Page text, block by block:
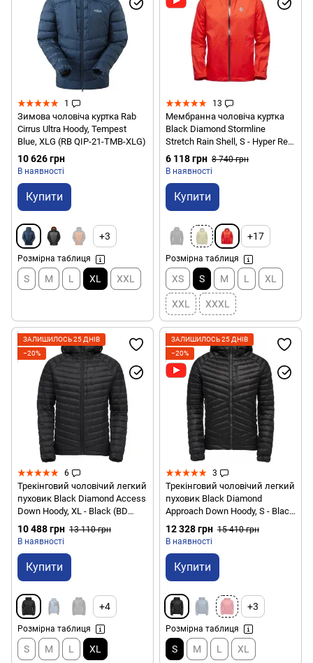
1
Зимова чоловіча куртка Rab
Cirrus Ultra Hoody, Tempest
Blue, XLG (RB QIP-21-TMB-XLG)
10 626 грн
В наявності
Купити
+3
Розмірна таблиця
S M L XL XXL
13
Мембранна чоловіча куртка
Black Diamond Stormline
Stretch Rain Shell, S - Hyper Red
(BD CDT0.6002-S)
6 118 грн 8 740 грн
В наявності
Купити
+17
Розмірна таблиця
XS S M L XL
XXL XXXL
ЗАЛИШИЛОСЬ 25 ДНІВ
−20%
6
Трекінговий чоловічий легкий
пуховик Black Diamond Access
Down Hoody, XL - Black (BD
746080.0002-XL)
10 488 грн 13 110 грн
В наявності
Купити
+4
Розмірна таблиця
S M L XL
ЗАЛИШИЛОСЬ 25 ДНІВ
−20%
3
Трекінговий чоловічий легкий
пуховик Black Diamond
Approach Down Hoody, S - Black
(BD 746000.0002-S)
12 328 грн 15 410 грн
В наявності
Купити
+3
Розмірна таблиця
S M L XL